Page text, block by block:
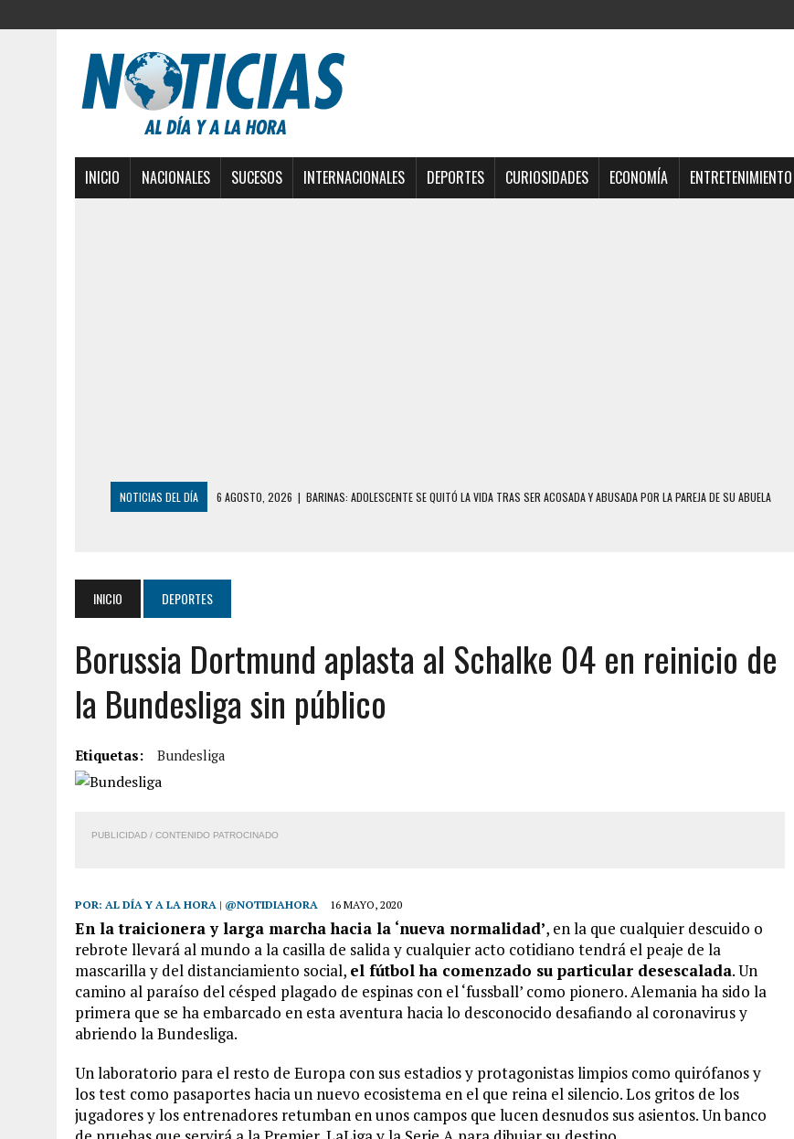
INICIO NACIONALES SUCESOS INTERNACIONALES DEPORTES CURIOSIDADES ECONOMÍA ENTRETENIMIENTO
NOTICIAS DEL DÍA 6 AGOSTO, 2026 | BARINAS: ADOLESCENTE SE QUITÓ LA VIDA TRAS SER ACOSADA Y ABUSADA POR LA PAREJA DE SU ABUELA
3 AGOSTO, 2026 | LA INCREÍBLE FORMA EN LA QUE SOBREVIVIÓ UN HOMBRE Y SU FAMILIA TRAS LOS TERREMOTOS: CAYERON DESDE EL PISO NUEVE DEL
EDIFICIO PETUNIA
3 AGOSTO, 2026 | YARACUY: INTENTÓ DESCONECTAR SU NEVERA MIENTRAS LA CASA SE INUNDABA
7 AGOSTO, 2026
HOMBRE ASESINÓ A SU TÍA CON UN PUÑAL Y DEJÓ HERIDAS A SU PRIMA Y A OTRO FAMILIAR EN BOLÍVAR
LOCALIZARON CUERPO DE ‘LA SEÑORA DE LAS UÑAS BONITAS’ 42 DÍAS DESPUÉS DE LOS TERREMOTOS EN LA GUAIRA
INICIO DEPORTES
Borussia Dortmund aplasta al Schalke 04 en reinicio de
la Bundesliga sin público
Etiquetas: Bundesliga
PUBLICIDAD / CONTENIDO PATROCINADO
POR: AL DÍA Y A LA HORA | @NOTIDIAHORA 16 MAYO, 2020
En la traicionera y larga marcha hacia la ‘nueva normalidad’, en la que cualquier descuido o
rebrote llevará al mundo a la casilla de salida y cualquier acto cotidiano tendrá el peaje de la
mascarilla y del distanciamiento social, el fútbol ha comenzado su particular desescalada. Un
camino al paraíso del césped plagado de espinas con el ‘fussball’ como pionero. Alemania ha sido la
primera que se ha embarcado en esta aventura hacia lo desconocido desafiando al coronavirus y
abriendo la Bundesliga.
Un laboratorio para el resto de Europa con sus estadios y protagonistas limpios como quirófanos y
los test como pasaportes hacia un nuevo ecosistema en el que reina el silencio. Los gritos de los
jugadores y los entrenadores retumban en unos campos que lucen desnudos sus asientos. Un banco